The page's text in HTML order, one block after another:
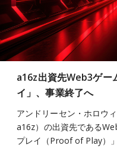
a16z出資先Web3ゲー
イ」、事業終了へ
アンドリーセン・ホロウ
a16z）の出資先である
プレイ（Proof of Play）